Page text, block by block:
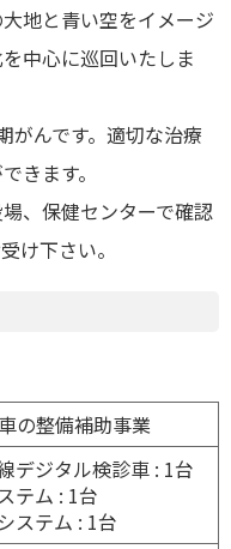
地と青い空をイメージ
中心に巡回いたしま
がんです。適切な治療
きます。
、保健センターで確認
け下さい。
の整備補助事業
デジタル検診車 : 1台
テム : 1台
ステム : 1台